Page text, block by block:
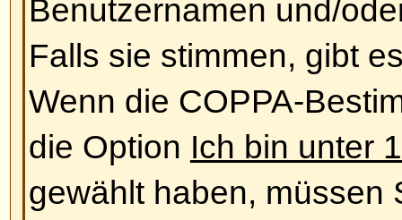
ein.
Nach oben
Benutzerangaben und
Wie ändere ich meine
Ihre Einstellungen (sofern Sie
der Datenbank gespeichert.